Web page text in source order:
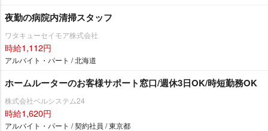
夜勤の病院内清掃スタッフ
ワタキューセイモア株式会社
時給1,112円
アルバイト・パート / 北海道
ホームルーターのお客様サポート窓口/週休3日OK/時短勤務OK
株式会社ベルシステム24
時給1,620円
アルバイト・パート / 契約社員 / 東京都